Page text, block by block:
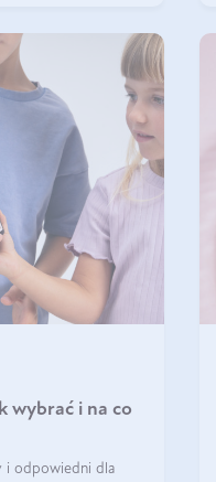
wybrać i na co
i odpowiedni dla